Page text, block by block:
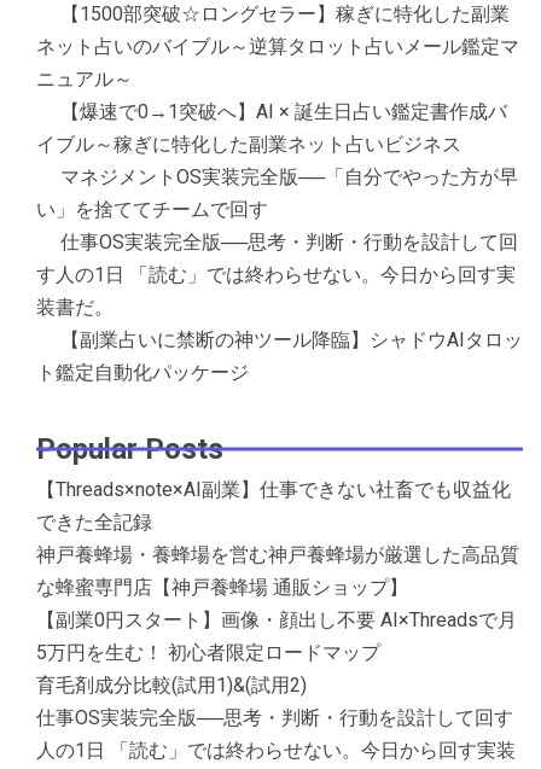
【1500部突破☆ロングセラー】稼ぎに特化した副業
ネット占いのバイブル～逆算タロット占いメール鑑定マ
ニュアル～
【爆速で0→1突破へ】AI × 誕生日占い鑑定書作成バ
イブル～稼ぎに特化した副業ネット占いビジネス
マネジメントOS実装完全版──「自分でやった方が早
い」を捨ててチームで回す
仕事OS実装完全版──思考・判断・行動を設計して回
す人の1日 「読む」では終わらせない。今日から回す実
装書だ。
【副業占いに禁断の神ツール降臨】シャドウAIタロッ
ト鑑定自動化パッケージ
Popular Posts
【Threads×note×AI副業】仕事できない社畜でも収益化
できた全記録
神戸養蜂場・養蜂場を営む神戸養蜂場が厳選した高品質
な蜂蜜専門店【神戸養蜂場 通販ショップ】
【副業0円スタート】画像・顔出し不要 AI×Threadsで月
5万円を生む！ 初心者限定ロードマップ
育毛剤成分比較(試用1)&(試用2)
仕事OS実装完全版──思考・判断・行動を設計して回す
人の1日 「読む」では終わらせない。今日から回す実装